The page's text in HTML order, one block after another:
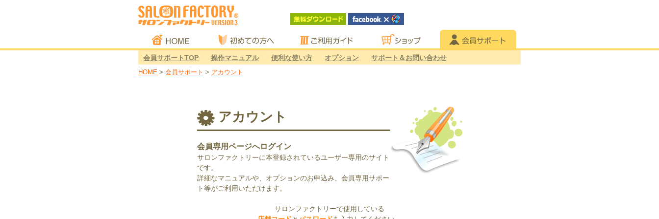
HOME ご利用ガイド ショップ
会員サポートTOP 操作マニュアル 便利な使い方 オプション サポート＆お問い合わせ
HOME > 会員サポート > アカウント
アカウント
会員専用ページへログイン
サロンファクトリーに本登録されているユーザー専用のサイト
です。
詳細なマニュアルや、オプションのお申込み、会員専用サポー
ト等がご利用いただけます。
サロンファクトリーで使用している